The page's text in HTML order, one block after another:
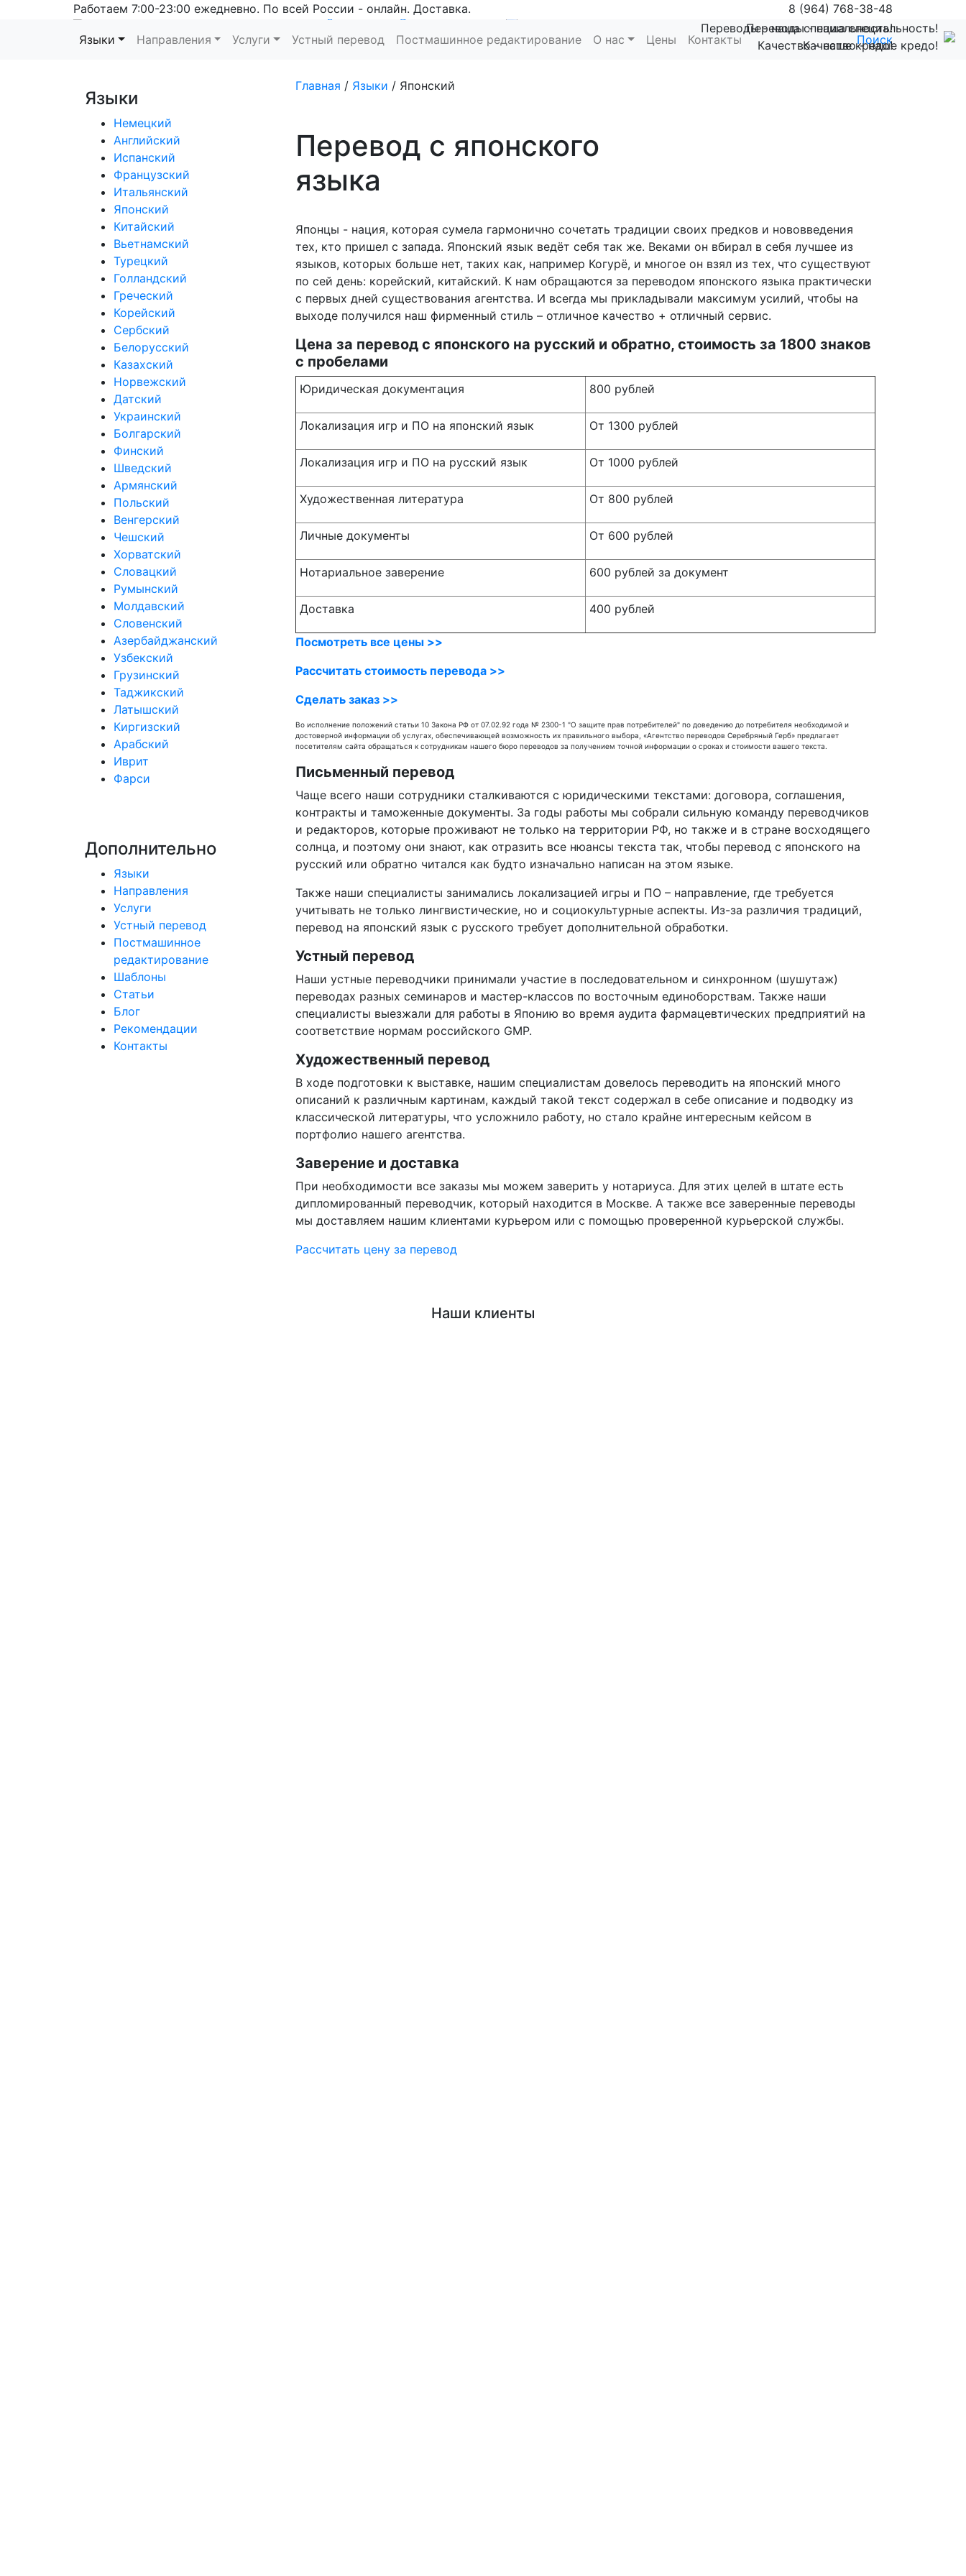
Работаем 7:00-23:00 ежедневно. По всей России - онлайн. Доставка.
8 (964) 768-38-48
Заказать
Рассчитать
Переводы - наша специальность!
Качество - наше кредо!
Переводы - наша специальность!
Качество - наше кредо!
Языки Направления Услуги Устный перевод Постмашинное редактирование О нас Цены Контакты Поиск
Языки
Немецкий
Английский
Испанский
Французский
Итальянский
Японский
Китайский
Вьетнамский
Турецкий
Голландский
Греческий
Корейский
Сербский
Белорусский
Казахский
Норвежский
Датский
Украинский
Болгарский
Финский
Шведский
Армянский
Польский
Венгерский
Чешский
Хорватский
Словацкий
Румынский
Молдавский
Словенский
Азербайджанский
Узбекский
Грузинский
Таджикский
Латышский
Киргизский
Арабский
Иврит
Фарси
Дополнительно
Языки
Направления
Услуги
Устный перевод
Постмашинное
редактирование
Шаблоны
Статьи
Блог
Рекомендации
Контакты
Главная / Языки / Японский
Перевод с японского
языка
Японцы - нация, которая сумела гармонично сочетать традиции своих предков и нововведения
тех, кто пришел с запада. Японский язык ведёт себя так же. Веками он вбирал в себя лучшее из
языков, которых больше нет, таких как, например Когурё, и многое он взял из тех, что существуют
по сей день: корейский, китайский. К нам обращаются за переводом японского языка практически
с первых дней существования агентства. И всегда мы прикладывали максимум усилий, чтобы на
выходе получился наш фирменный стиль – отличное качество + отличный сервис.
Цена за перевод с японского на русский и обратно, стоимость за 1800 знаков
с пробелами
Юридическая документация 800 рублей
Локализация игр и ПО на японский язык От 1300 рублей
Локализация игр и ПО на русский язык От 1000 рублей
Художественная литература От 800 рублей
Личные документы От 600 рублей
Нотариальное заверение 600 рублей за документ
Доставка 400 рублей
Посмотреть все цены >>
Рассчитать стоимость перевода >>
Сделать заказ >>
Во исполнение положений статьи 10 Закона РФ от 07.02.92 года № 2300-1 "О защите прав потребителей" по доведению до потребителя необходимой и
достоверной информации об услугах, обеспечивающей возможность их правильного выбора, «Агентство переводов Серебряный Герб» предлагает
посетителям сайта обращаться к сотрудникам нашего бюро переводов за получением точной информации о сроках и стоимости вашего текста.
Письменный перевод
Чаще всего наши сотрудники сталкиваются с юридическими текстами: договора, соглашения,
контракты и таможенные документы. За годы работы мы собрали сильную команду переводчиков
и редакторов, которые проживают не только на территории РФ, но также и в стране восходящего
солнца, и поэтому они знают, как отразить все нюансы текста так, чтобы перевод с японского на
русский или обратно читался как будто изначально написан на этом языке.
Также наши специалисты занимались локализацией игры и ПО – направление, где требуется
учитывать не только лингвистические, но и социокультурные аспекты. Из-за различия традиций,
перевод на японский язык с русского требует дополнительной обработки.
Устный перевод
Наши устные переводчики принимали участие в последовательном и синхронном (шушутаж)
переводах разных семинаров и мастер-классов по восточным единоборствам. Также наши
специалисты выезжали для работы в Японию во время аудита фармацевтических предприятий на
соответствие нормам российского GMP.
Художественный перевод
В ходе подготовки к выставке, нашим специалистам довелось переводить на японский много
описаний к различным картинам, каждый такой текст содержал в себе описание и подводку из
классической литературы, что усложнило работу, но стало крайне интересным кейсом в
портфолио нашего агентства.
Заверение и доставка
При необходимости все заказы мы можем заверить у нотариуса. Для этих целей в штате есть
дипломированный переводчик, который находится в Москве. А также все заверенные переводы
мы доставляем нашим клиентами курьером или с помощью проверенной курьерской службы.
Рассчитать цену за перевод
Наши клиенты